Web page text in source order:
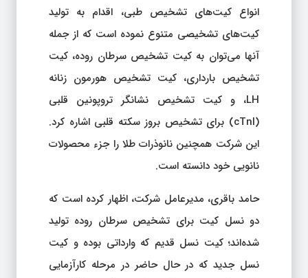
انواع کیت‌های تشخیص طبی، اقدام به تولید
کیت‌های تشخیصی متنوع نموده است که از جمله
آنها می‌توان به کیت تشخیص سرطان روده، کیت
تشخیص بارداری، کیت تشخیص هورمون زنانه
LH، و کیت تشخیص نشانگر تروپونین قلبی
(cTnI) برای تشخیص بروز سکته قلبی اشاره کرد.
این شرکت همچنین نانوذرات طلا را جزء محصولات
نانویی خود دانسته است.
حامد باقری، مدیرعامل شرکت، اظهار کرده است که
دو نسل کیت برای تشخیص سرطان روده تولید
شده‌اند؛ کیت نسل قدیم که وارداتی بوده و کیت
نسل جدید که در حال حاضر در مرحله کارآزمایی